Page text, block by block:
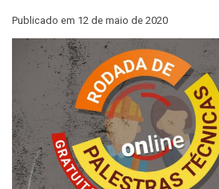
Publicado em 12 de maio de 2020